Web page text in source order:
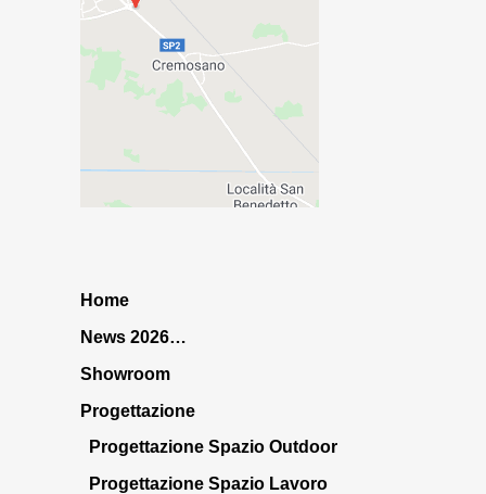
Home
News 2026…
Showroom
Progettazione
Progettazione Spazio Outdoor
Progettazione Spazio Lavoro